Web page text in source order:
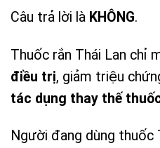
Câu trả lời là KHÔNG.
Thuốc rắn Thái Lan chỉ
điều trị, giảm triệu
tác dụng thay thế
Người đang dùng thuốc